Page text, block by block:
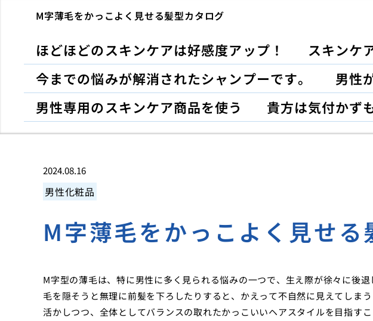
M字薄毛をかっこよく見せる髪型カタログ
ほどほどのスキンケアは好感度アップ！
スキンケ
今までの悩みが解消されたシャンプーです。
男性
男性専用のスキンケア商品を使う
貴方は気付かず
2024.08.16
男性化粧品
M字薄毛をかっこよく見せる
M字型の薄毛は、特に男性に多く見られる悩みの一つで、生え際が徐々に後
毛を隠そうと無理に前髪を下ろしたりすると、かえって不自然に見えてしま
活かしつつ、全体としてバランスの取れたかっこいいヘアスタイルを目指す